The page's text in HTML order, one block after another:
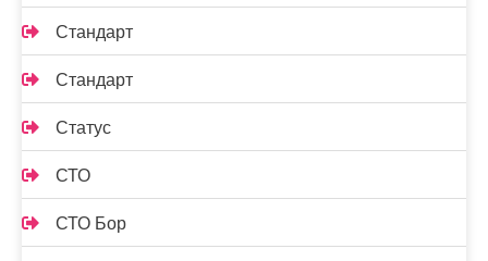
Стандарт
Стандарт
Статус
СТО
СТО Бор